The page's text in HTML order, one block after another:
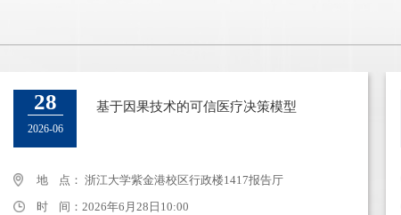
28
2026-06
基于因果技术的可信医疗决策模型
地 点： 浙江大学紫金港校区行政楼1417报告厅
时 间：2026年6月28日10:00
26
2025-05
2025春季博士生论坛
地 点： 浙江大学紫金港校区行政楼1417报告厅
时 间：2025年5月26日9:00-10:30